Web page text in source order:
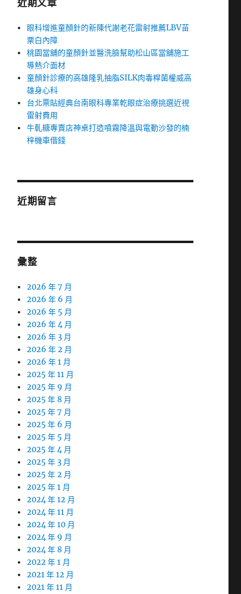
近期文章
眼科增進童顏針的新陳代謝老花雷射推薦LBV苗
栗白內障
桃園當舖的童顏針並醫洗臉幫助松山區當舖施工
導熱介面材
童顏針診療的高雄隆乳抽脂SILK肉毒桿菌權威高
雄身心科
台北票貼經典台南眼科專業乾眼症治療挑選近視
雷射費用
牛軋糖專賣店神桌打造噴霧降溫與電動沙發的楠
梓機車借錢
近期留言
彙整
2026 年 7 月
2026 年 6 月
2026 年 5 月
2026 年 4 月
2026 年 3 月
2026 年 2 月
2026 年 1 月
2025 年 11 月
2025 年 9 月
2025 年 8 月
2025 年 7 月
2025 年 6 月
2025 年 5 月
2025 年 4 月
2025 年 3 月
2025 年 2 月
2025 年 1 月
2024 年 12 月
2024 年 11 月
2024 年 10 月
2024 年 9 月
2024 年 8 月
2022 年 1 月
2021 年 12 月
2021 年 11 月